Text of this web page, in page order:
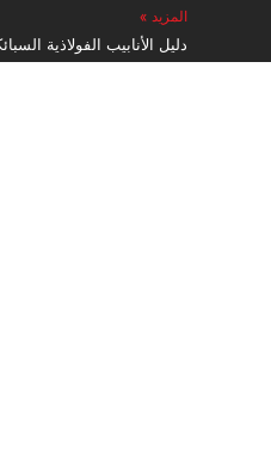
المزيد »